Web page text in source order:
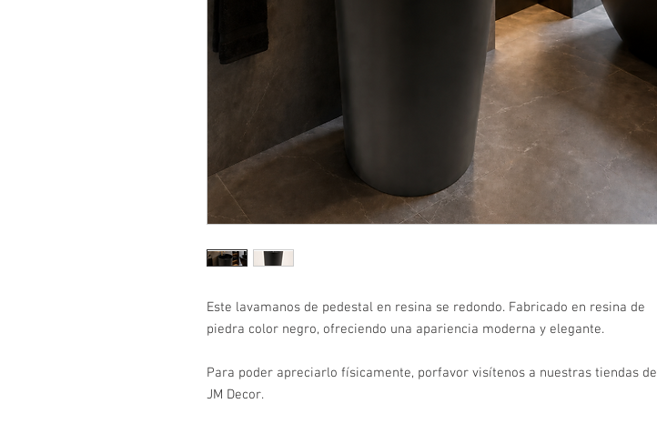
Este lavamanos de pedestal en resina se redondo. Fabricado en resina de
piedra color negro, ofreciendo una apariencia moderna y elegante.
Para poder apreciarlo físicamente, porfavor visítenos a nuestras tiendas de
JM Decor.